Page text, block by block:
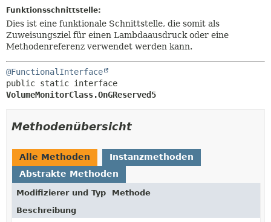
KONSTRUKTOR
METHODE
Funktionsschnittstelle:
Dies ist eine funktionale Schnittstelle, die somit als
Zuweisungsziel für einen Lambdaausdruck oder eine
Methodenreferenz verwendet werden kann.
@FunctionalInterface
VolumeMonitorClass.OnGReserved5
Methodenübersicht
Alle Methoden
Instanzmethoden
Abstrakte Methoden
Modifizierer und Typ
Methode
Beschreibung